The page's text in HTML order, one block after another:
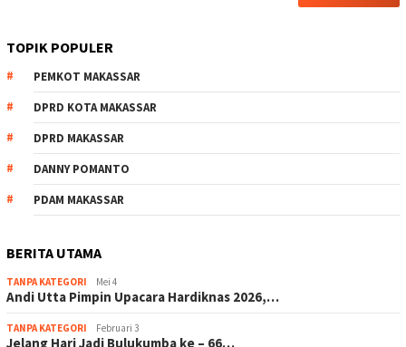
TOPIK POPULER
PEMKOT MAKASSAR
DPRD KOTA MAKASSAR
DPRD MAKASSAR
DANNY POMANTO
PDAM MAKASSAR
BERITA UTAMA
TANPA KATEGORI Mei 4
Andi Utta Pimpin Upacara Hardiknas 2026,…
TANPA KATEGORI Februari 3
Jelang Hari Jadi Bulukumba ke – 66…